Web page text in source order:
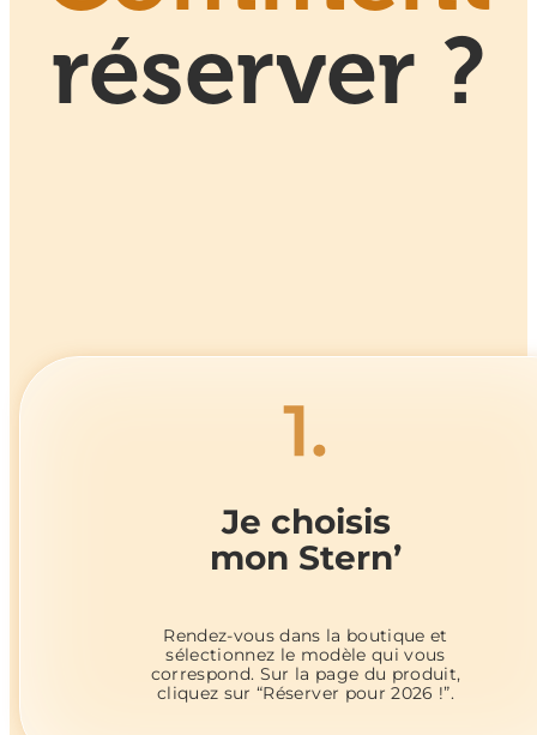
réserver ?
Je choisis
mon Stern’
Rendez-vous dans la boutique et
sélectionnez le modèle qui vous
correspond. Sur la page du produit,
cliquez sur “Réserver pour 2026 !”.